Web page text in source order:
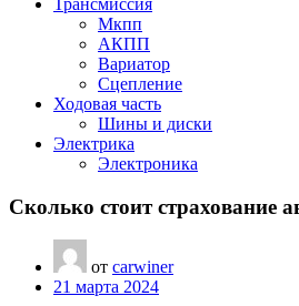
Трансмиссия
Мкпп
АКПП
Вариатор
Сцепление
Ходовая часть
Шины и диски
Электрика
Электроника
Сколько стоит страхование
от carwiner
21 марта 2024